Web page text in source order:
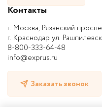
Контакты
г. Москва, Рязанский
г. Краснодар ул.
8-800-333-64-48
info@exprus.ru
Заказать звонок